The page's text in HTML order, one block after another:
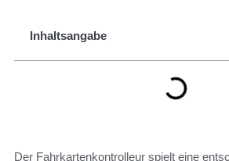
Inhaltsangabe
Der Fahrkartenkontrolleur spielt eine